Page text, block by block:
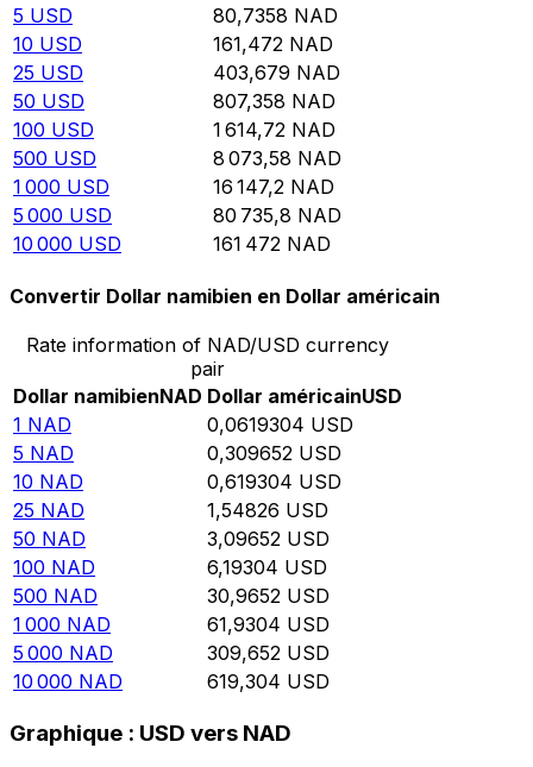
5 USD 80,7358 NAD
10 USD 161,472 NAD
25 USD 403,679 NAD
50 USD 807,358 NAD
100 USD 1 614,72 NAD
500 USD 8 073,58 NAD
1 000 USD 16 147,2 NAD
5 000 USD 80 735,8 NAD
10 000 USD 161 472 NAD
Convertir Dollar namibien en Dollar américain
Rate information of NAD/USD currency
pair
Dollar namibienNAD Dollar américainUSD
1 NAD 0,0619304 USD
5 NAD 0,309652 USD
10 NAD 0,619304 USD
25 NAD 1,54826 USD
50 NAD 3,09652 USD
100 NAD 6,19304 USD
500 NAD 30,9652 USD
1 000 NAD 61,9304 USD
5 000 NAD 309,652 USD
10 000 NAD 619,304 USD
Graphique : USD vers NAD